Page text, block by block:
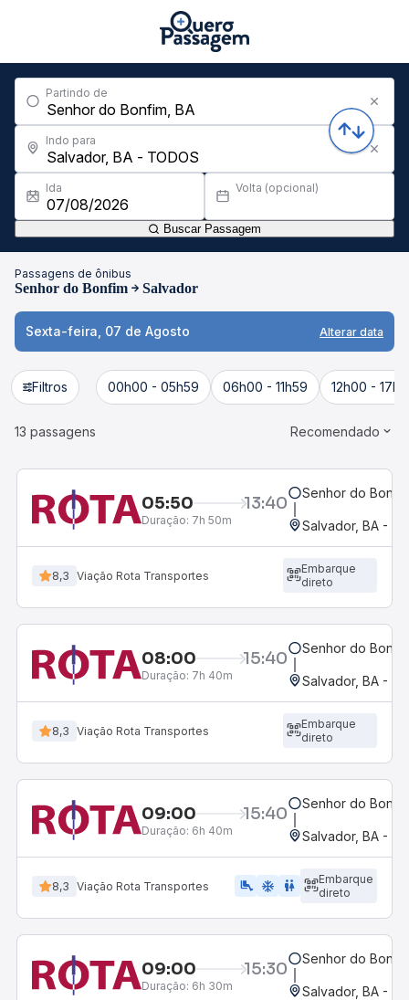
Partindo de
Indo para
Ida Volta (opcional)
Buscar Passagem
Passagens de ônibus
Senhor do Bonfim Salvador
Sexta-feira, 07 de Agosto Alterar data
Filtros 00h00 - 05h59 06h00 - 11h59 12h00 -
13 passagens Recomendado
05:50 13:40
Duração: 7h 50m
Senhor do
Salvador, BA -
8,3 Viação Rota Transportes
Embarque
direto
08:00 15:40
Duração: 7h 40m
Senhor do
Salvador, BA -
8,3 Viação Rota Transportes
Embarque
direto
09:00 15:40
Duração: 6h 40m
Senhor do
Salvador, BA -
8,3 Viação Rota Transportes airline_seat_legroom_extra ac_unit WC
Embarque
direto
09:00 15:30
Duração: 6h 30m
Senhor do
Salvador, BA -